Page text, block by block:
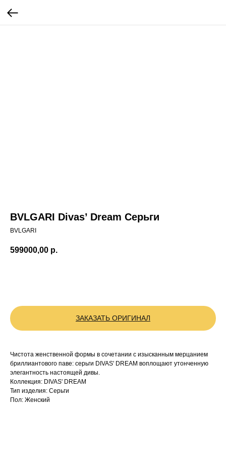
BVLGARI Divas’ Dream Серьги
BVLGARI
599000,00 р.
ЗАКАЗАТЬ ОРИГИНАЛ
Чистота женственной формы в сочетании с изысканным мерцанием
бриллиантового паве: серьги DIVAS' DREAM воплощают утонченную
элегантность настоящей дивы.
Коллекция: DIVAS' DREAM
Тип изделия: Серьги
Пол: Женский